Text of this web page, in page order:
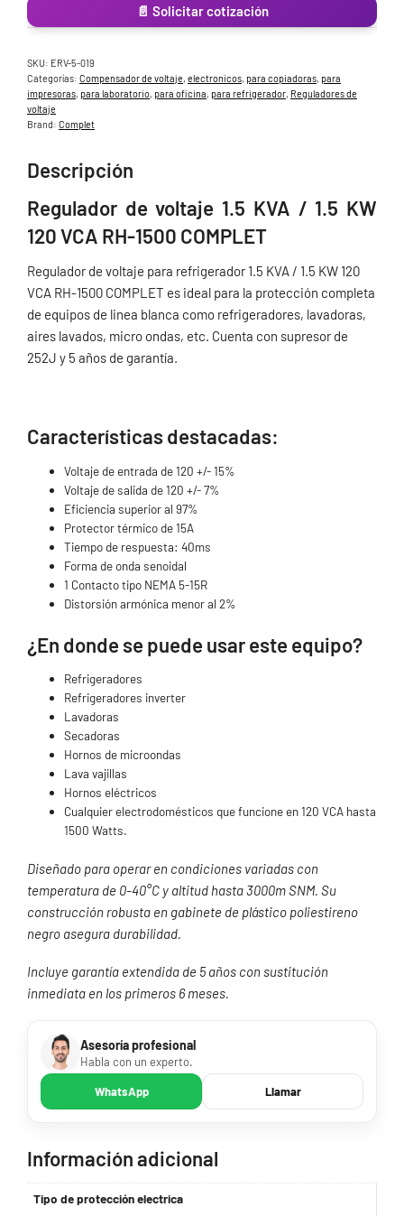
120
VCA
COMPLET
📄 Solicitar cotización
SKU: ERV-5-019
Categorías: Compensador de voltaje, electronicos, para copiadoras, para
impresoras, para laboratorio, para oficina, para refrigerador, Reguladores de
voltaje
Brand: Complet
Descripción
Regulador de voltaje 1.5 KVA / 1.5 KW
120 VCA RH-1500 COMPLET
Regulador de voltaje para refrigerador 1.5 KVA / 1.5 KW 120
VCA RH-1500 COMPLET es ideal para la protección completa
de equipos de linea blanca como refrigeradores, lavadoras,
aires lavados, micro ondas, etc. Cuenta con supresor de
252J y 5 años de garantía.
Características destacadas:
Voltaje de entrada de 120 +/- 15%
Voltaje de salida de 120 +/- 7%
Eficiencia superior al 97%
Protector térmico de 15A
Tiempo de respuesta: 40ms
Forma de onda senoidal
1 Contacto tipo NEMA 5-15R
Distorsión armónica menor al 2%
¿En donde se puede usar este equipo?
Refrigeradores
Refrigeradores inverter
Lavadoras
Secadoras
Hornos de microondas
Lava vajillas
Hornos eléctricos
Cualquier electrodomésticos que funcione en 120 VCA hasta
1500 Watts.
Diseñado para operar en condiciones variadas con
temperatura de 0-40°C y altitud hasta 3000m SNM. Su
construcción robusta en gabinete de plástico poliestireno
negro asegura durabilidad.
Incluye garantía extendida de 5 años con sustitución
inmediata en los primeros 6 meses.
Asesoría profesional
Habla con un experto.
WhatsApp Llamar
Información adicional
Tipo de protección electrica